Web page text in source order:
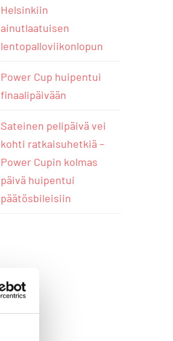
Helsinkiin
ainutlaatuisen
lentopalloviikonlopun
Power Cup huipentui
finaalipäivään
Sateinen pelipäivä vei
kohti ratkaisuhetkiä –
Power Cupin kolmas
päivä huipentui
päätösbileisiin